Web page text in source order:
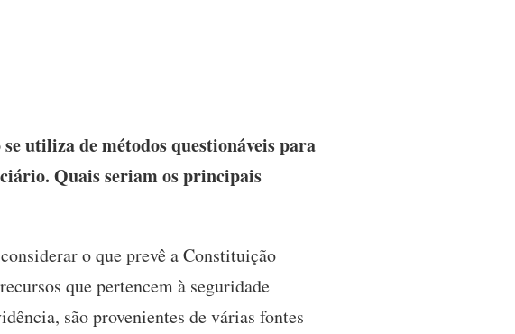
utiliza de métodos questionáveis para
Quais seriam os principais
o que prevê a Constituição
que pertencem à seguridade
são provenientes de várias fontes